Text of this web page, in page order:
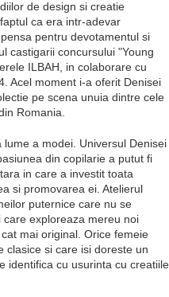
de design si creatie
ca era intr-adevar
pentru devotamentul si
castigarii concursului "Young
ILBAH, in colaborare cu
Acel moment i-a oferit Denisei
pe scena unuia dintre cele
Romania.
a modei. Universul Denisei
din copilarie a putut fi
in care a investit toata
si promovarea ei. Atelierul
puternice care nu se
exploreaza mereu noi
mai original. Orice femeie
clasice si care isi doreste un
identifica cu usurinta cu creatiile